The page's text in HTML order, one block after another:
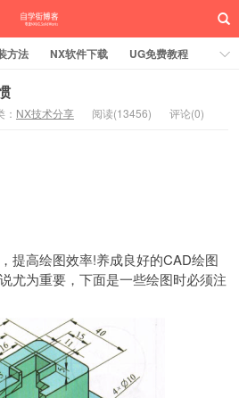
方法 NX软件下载
UG免费教程
SW技术分享
： NX技术分享 阅读(13456) 评论(0)
提高绘图效率!养成良好的CAD绘图
尤为重要，下面是一些绘图时必须注